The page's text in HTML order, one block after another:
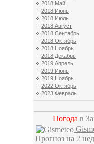
2018 Май
2018 Июнь
2018 Июль
2018 Август
2018 Сентябрь
2018 Октябрь
2018 Ноябрь
2018 Декабрь
2019 Апрель
2019 Июнь
2019 Ноябрь
2022 Октябрь
2023 Февраль
Погода в
Прогноз на 2